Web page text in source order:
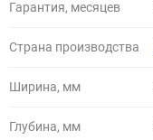
Гарантия, месяцев
Страна производства
Ширина, мм
Глубина, мм